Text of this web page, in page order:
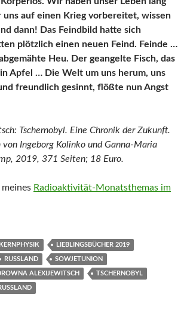
uns auf einen Krieg vorbereitet, wissen
dann! Das Feindbild hatte sich
plötzlich einen neuen Feind. Feinde …
Heu. Der geangelte Fisch, das
Apfel … Die Welt um uns herum, uns
freundlich gesinnt, flößte nun Angst
Tschernobyl. Eine Chronik der Zukunft.
von Ingeborg Kolinko und Ganna-Maria
2019, 371 Seiten; 18 Euro.
Radioaktivität-Monatsthemas im
KERNPHYSIK LIEBLINGSBÜCHER 2019
RUSSLAND SOWJETUNION
ALEXIJEWITSCH TSCHERNOBYL